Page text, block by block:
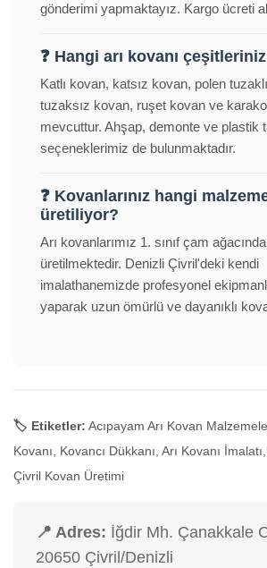
gönderimi yapmaktayız. Kargo ücreti
❓ Hangi arı kovanı
Katlı kovan, katsız kovan, polen
tuzaksız kovan, ruşet kovan ve
mevcuttur. Ahşap, demonte ve plastik
seçeneklerimiz de bulunmaktadır.
❓ Kovanlarınız hangi
üretiliyor?
Arı kovanlarımız 1. sınıf çam
üretilmektedir. Denizli Çivril'deki kendi
imalathanemizde profesyonel
yaparak uzun ömürlü ve dayanıklı
🏷️ Etiketler: Acıpayam Arı Kovan
Kovanı, Kovancı Dükkanı, Arı Kovanı
Çivril Kovan Üretimi
📍 Adres: İğdir Mh. Çanakkale
20650 Çivril/Denizli